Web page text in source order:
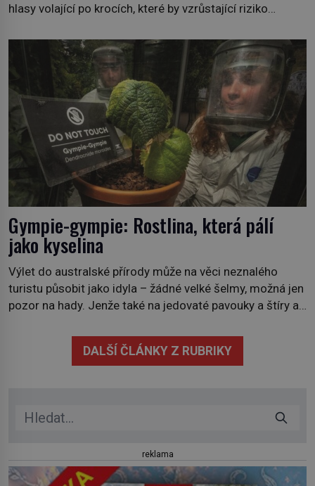
hlasy volající po krocích, které by vzrůstající riziko
požáry už nejsou problémem pouze vzdáleného
Středomoří. S oteplujícím se klimatem, vysušenou
krajinou a desetiletími lidských zásahů se z nich stává
nový evropský normál […]
Gympie-gympie: Rostlina, která pálí
jako kyselina
Výlet do australské přírody může na věci neznalého
turistu působit jako idyla – žádné velké šelmy, možná jen
pozor na hady. Jenže také na jedovaté pavouky a štíry a
Stačí letmý dotyk a ozve se pronikavá bolest, která
přetrvává i týdny. Nenápadný tento […]
DALŠÍ ČLÁNKY Z RUBRIKY
reklama